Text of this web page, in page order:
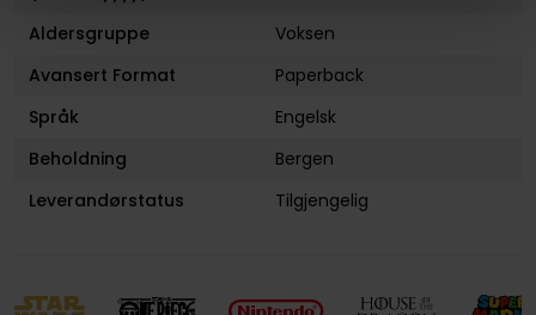
Aldersgruppe
Voksen
Avansert Format
Paperback
Språk
Engelsk
Beholdning
Bergen
Leverandørstatus
Tilgjengelig